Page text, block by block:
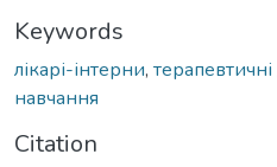
Keywords
лікарі-інтерни,
навчання
Citation